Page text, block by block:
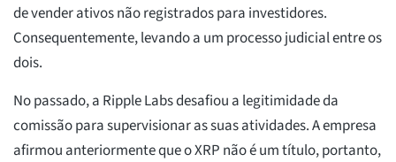
de vender ativos não registrados para investidores.
Consequentemente, levando a um processo judicial entre os
dois.
No passado, a Ripple Labs desafiou a legitimidade da
comissão para supervisionar as suas atividades. A empresa
afirmou anteriormente que o XRP não é um título, portanto,